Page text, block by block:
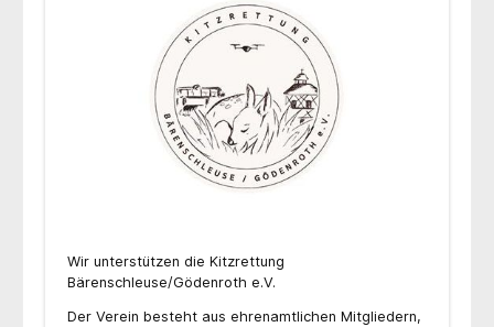
Wir unterstützen die Kitzrettung
Bärenschleuse/Gödenroth e.V.
Der Verein besteht aus ehrenamtlichen Mitgliedern,